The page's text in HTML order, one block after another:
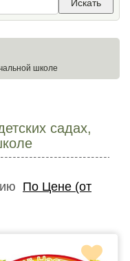
Искать
школе
садах,
По Цене (от